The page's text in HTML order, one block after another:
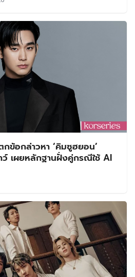
ข้อกล่าวหา ‘คิมซูฮยอน’
ว์ เผยหลักฐานฝั่งคู่กรณีใช้ AI